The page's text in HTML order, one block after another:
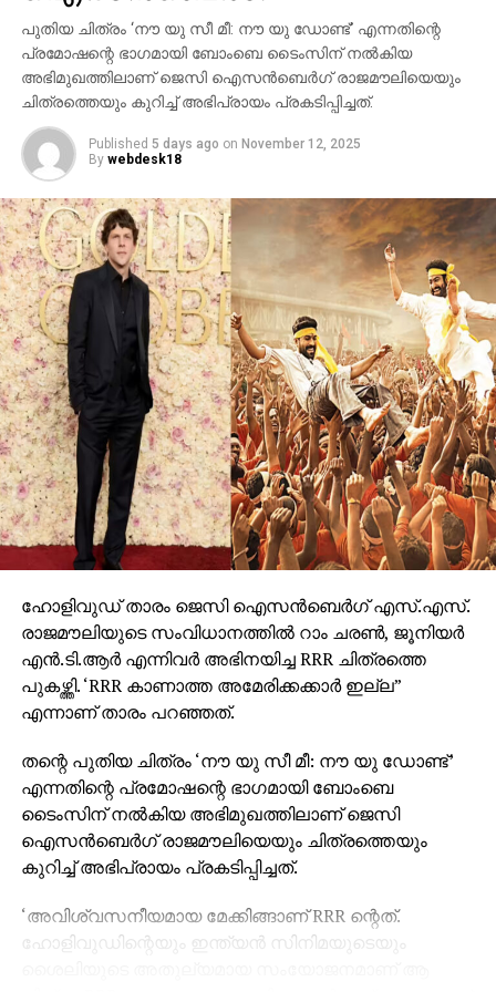
ബി.സി.ഇ 7200-ലെ ലങ്കാനഗരം, വാരണാസിയിലെ
മണികര്‍ണികാ ഘട്ട് തുടങ്ങിയ ഭീമാകാര
ദൃശ്യവിശേഷങ്ങള്‍ അതിശയത്തോടെ
അവതരിപ്പിക്കുന്നു.
കയ്യില്‍ ത്രിശൂലം പിടിച്ച് കാളയുടെ പുറത്ത്
സവാരിയുമായി എത്തുന്ന രുദ്രയായി മഹേഷ്
ബാബുവിന്റെ എന്‍ട്രിയാണ് ട്രെയിലറിന്റെ ഹൈലൈറ്റ്.
അതേപോലെ, വേദിയിലേക്കും മഹേഷ് ബാബു
കാളപ്പുറത്ത് സവാരിയായി എത്തിയപ്പോള്‍ 60,000-
ത്തിലധികം പ്രേക്ഷകര്‍ കൈയ്യടി മുഴക്കി വരവേറ്റു.
ഐമാക്‌സ് ഫോര്‍മാറ്റിലാണ് ഈ ചിത്രം ഒരുക്കുന്നത്.
അതിനാല്‍ തന്നെ തിയേറ്ററുകളില്‍ അത്ഭുതകരമായ
കാഴ്ചാനുഭവം സമ്മാനിക്കുമെന്നുറപ്പ്. ബാഹുബലി,
ഞഞഞ എന്നിവയുടെ സംവിധായകന്‍ രാജമൗലിയുടെ
ഈ ബ്രഹ്‌മാണ്ഡ പ്രോജക്റ്റ് 2027-ല്‍
തിയേറ്ററുകളിലേക്ക് എത്തും.
പുതിയ ചിത്രം ‘നൗ യു സീ മീ: നൗ യു ഡോണ്ട്’ എന്നതിന്റെ
പ്രമോഷന്റെ ഭാഗമായി ബോംബെ ടൈംസിന് നല്‍കിയ
അഭിമുഖത്തിലാണ് ജെസി ഐസന്‍ബെര്‍ഗ് രാജമൗലിയെയും
ചിത്രത്തെയും കുറിച്ച് അഭിപ്രായം പ്രകടിപ്പിച്ചത്.
Published 5 days ago on November 12, 2025
By webdesk18
ഹോളിവുഡ് താരം ജെസി ഐസന്‍ബെര്‍ഗ് എസ്.എസ്.
രാജമൗലിയുടെ സംവിധാനത്തില്‍ റാം ചരണ്‍, ജൂനിയര്‍
എന്‍.ടി.ആര്‍ എന്നിവര്‍ അഭിനയിച്ച RRR ചിത്രത്തെ
പുകഴ്ത്തി. ‘RRR കാണാത്ത അമേരിക്കക്കാര്‍ ഇല്ല”
എന്നാണ് താരം പറഞ്ഞത്.
തന്റെ പുതിയ ചിത്രം ‘നൗ യു സീ മീ: നൗ യു ഡോണ്ട്’
എന്നതിന്റെ പ്രമോഷന്റെ ഭാഗമായി ബോംബെ
ടൈംസിന് നല്‍കിയ അഭിമുഖത്തിലാണ് ജെസി
ഐസന്‍ബെര്‍ഗ് രാജമൗലിയെയും ചിത്രത്തെയും
കുറിച്ച് അഭിപ്രായം പ്രകടിപ്പിച്ചത്.
‘അവിശ്വസനീയമായ മേക്കിങ്ങാണ് RRR ന്റെത്.
ഹോളിവുഡിന്റെയും ഇന്ത്യന്‍ സിനിമയുടെയും